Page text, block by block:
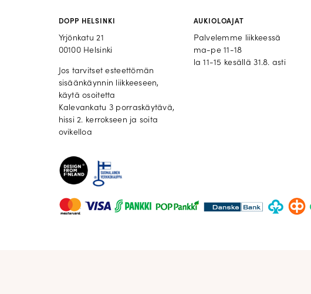
DOPP HELSINKI
Yrjönkatu 21
00100 Helsinki
Jos tarvitset esteettömän
sisäänkäynnin liikkeeseen,
käytä osoitetta
Kalevankatu 3 porraskäytävä,
hissi 2. kerrokseen ja soita
ovikelloa
AUKIOLOAJAT
Palvelemme liikkeessä
ma-pe 11-18
la 11-15 kesällä 31.8. asti